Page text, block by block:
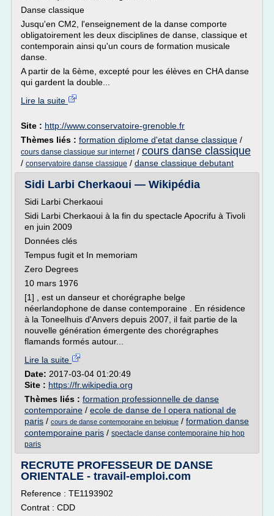
Danse classique
Jusqu'en CM2, l'enseignement de la danse comporte
obligatoirement les deux disciplines de danse, classique et
contemporain ainsi qu'un cours de formation musicale
danse.
A partir de la 6ème, excepté pour les élèves en CHA danse
qui gardent la double...
Lire la suite
Site : http://www.conservatoire-grenoble.fr
Thèmes liés : formation diplome d'etat danse classique /
cours danse classique sur internet/ cours danse classique
/ conservatoire danse classique / danse classique debutant
Sidi Larbi Cherkaoui — Wikipédia
Sidi Larbi Cherkaoui
Sidi Larbi Cherkaoui à la fin du spectacle Apocrifu à Tivoli
en juin 2009
Données clés
Tempus fugit et In memoriam
Zero Degrees
10 mars 1976
[1] , est un danseur et chorégraphe belge
néerlandophone de danse contemporaine . En résidence
à la Toneelhuis d'Anvers depuis 2007, il fait partie de la
nouvelle génération émergente des chorégraphes
flamands formés autour...
Lire la suite
Date: 2017-03-04 01:20:49
Site : https://fr.wikipedia.org
Thèmes liés : formation professionnelle de danse
contemporaine / ecole de danse de l opera national de
paris / cours de danse contemporaine en belgique / formation danse
contemporaine paris / spectacle danse contemporaine hip hop
paris
RECRUTE PROFESSEUR DE DANSE
ORIENTALE - travail-emploi.com
Reference : TE1193902
Contrat : CDD